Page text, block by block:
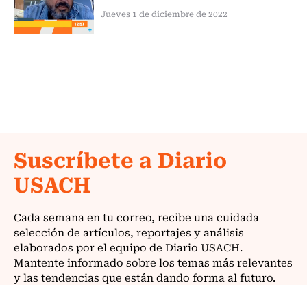
Jueves 1 de diciembre de 2022